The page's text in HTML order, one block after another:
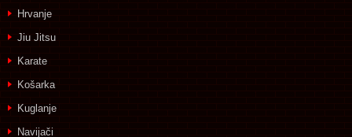
Hrvanje
Jiu Jitsu
Karate
Košarka
Kuglanje
Navijači